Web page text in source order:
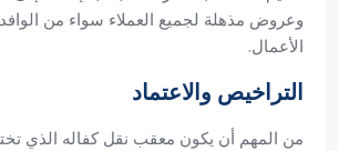
وعروض مذهلة لجميع العملاء سواء من
الأعمال.
التراخيص والاعتماد
من المهم أن يكون معقب نقل كفاله الذي